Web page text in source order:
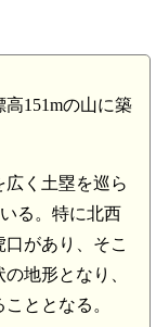
151mの山に築
く土塁を巡ら
る。特に北西
があり、そこ
地形となり、
ととなる。